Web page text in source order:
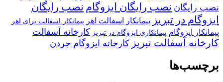
نصب رایگان نصب رایگان ایزوگام نصب رایگان
ایزوگام در تبریز پیمانکار اسفالت اهر پیمانکار اسفالت برای اهر
پیمانکار ایزوگام پیمانکاری ایزوگام در تبریز کارخانه آسفالت
کارخانه آسفالت تبریز کارخانه ایزوگام جردن
برچسب‌ها